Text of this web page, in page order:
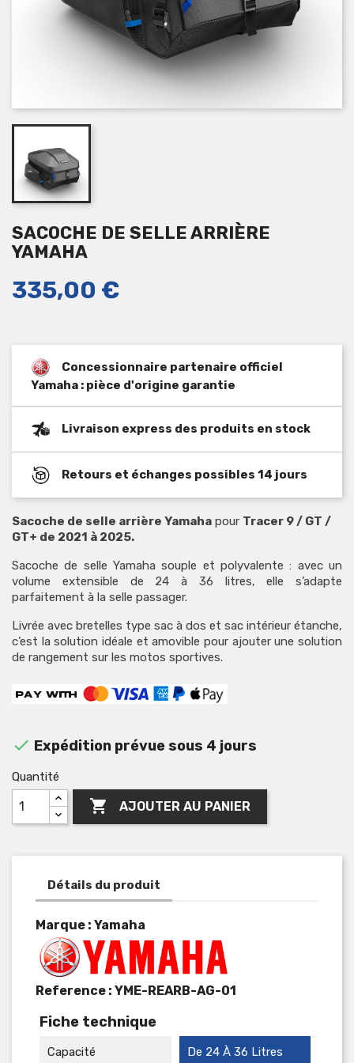
SACOCHE DE SELLE ARRIÈRE
YAMAHA
335,00 €
Concessionnaire partenaire officiel
Yamaha : pièce d'origine garantie
Livraison express des produits en stock
Retours et échanges possibles 14 jours
Sacoche de selle arrière Yamaha pour Tracer 9 / GT /
GT+ de 2021 à 2025.
Sacoche de selle Yamaha souple et polyvalente : avec un
volume extensible de 24 à 36 litres, elle s’adapte
parfaitement à la selle passager.
Livrée avec bretelles type sac à dos et sac intérieur étanche,
c’est la solution idéale et amovible pour ajouter une solution
de rangement sur les motos sportives.
 Expédition prévue sous 4 jours
Quantité
 AJOUTER AU PANIER
Détails du produit
Marque : Yamaha
Reference : YME-REARB-AG-01
Fiche technique
Capacité De 24 À 36 Litres